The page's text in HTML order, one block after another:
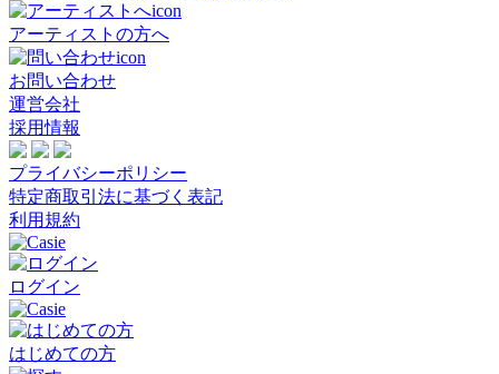
アーティストの方へ
お問い合わせ
運営会社
採用情報
プライバシーポリシー
特定商取引法に基づく表記
利用規約
ログイン
はじめての方